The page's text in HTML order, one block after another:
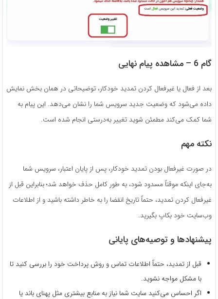
گام 6 – مشاهده پیام نهایی
بعد از فعال یا غیرفعال کردن تمدید خودکار، توضیحاتی در همان بخش نمایش
داده می‌شود که وضعیت جدید سرویس شما را نشان می‌دهد. این پیام به
شما کمک می‌کند مطمئن شوید تغییر به‌درستی انجام شده است.
نکته مهم
در صورت غیرفعال بودن تمدید خودکار، پس از پایان اعتبار، سرویس شما
به‌جای اینکه موقتاً مسدود شود، به طور کامل حذف خواهد شد؛ بنابراین قبل از
غیرفعال کردن تمدید، حتماً تاریخ انقضا را به خاطر داشته باشید و از اطلاعات
وب‌سایت خود بکاپ بگیرید.
پیشنهادها و توصیه‌های پایانی
قبل از تمدید، حتماً اطلاعات تماس و روش پرداخت خود را بررسی کنید تا
با مشکل مواجه نشوید.
اگر احساس می‌کنید سایت شما نیاز به منابع بیشتری مثل پهنای باند یا